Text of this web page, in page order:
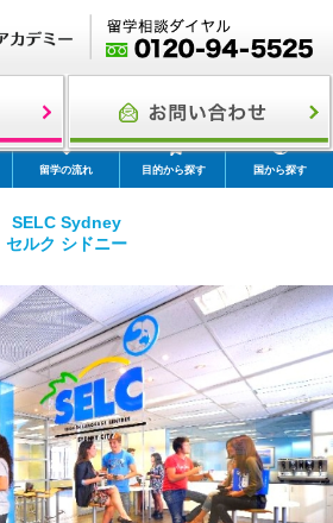
留学の流れ 目的から探す 国から探す
SELC Sydney
セルク シドニー